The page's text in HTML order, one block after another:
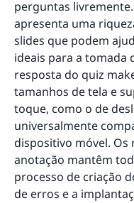
perguntas
apresenta uma
slides que podem
ideais para a tomada
resposta do quiz
tamanhos de tela e
toque, como o de
universalmente
dispositivo móvel. Os
anotação mantêm
processo de criação
de erros e a